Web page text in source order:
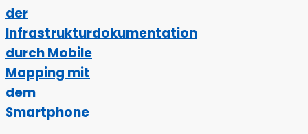
der
Infrastrukturdokumentation
durch Mobile
Mapping mit
dem
Smartphone